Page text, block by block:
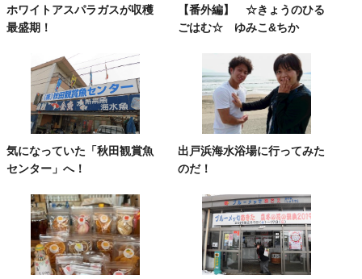
ホワイトアスパラガスが収穫
最盛期！
【番外編】 ☆きょうのひる
ごはむ☆ ゆみこ&ちか
気になっていた「秋田観賞魚
センター」へ！
出戸浜海水浴場に行ってみた
のだ！